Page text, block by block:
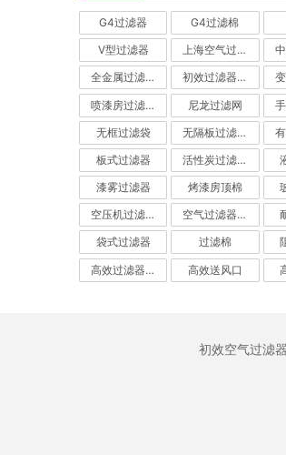
G4过滤器 G4过滤棉
V型过滤器 上海空气过滤器
全金属过滤器 初效过滤器-初效空气过滤器
喷漆房过滤棉 尼龙过滤网
无框过滤袋 无隔板过滤器
板式过滤器 活性炭过滤器-活性炭空气过滤器
漆雾过滤器 烤漆房顶棉
空压机过滤网 空气过滤器厂家
袋式过滤器 过滤棉
高效过滤器-高效空气过滤器 高效送风口
初效空气过滤器